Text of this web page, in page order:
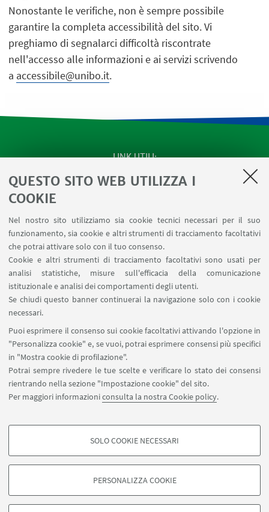
QUESTO SITO WEB UTILIZZA I
COOKIE
Nel nostro sito utilizziamo sia cookie tecnici necessari per il suo
funzionamento, sia cookie e altri strumenti di tracciamento facoltativi
che potrai attivare solo con il tuo consenso.
Cookie e altri strumenti di tracciamento facoltativi sono usati per
analisi statistiche, misure sull'efficacia della comunicazione
istituzionale e analisi dei comportamenti degli utenti.
Se chiudi questo banner continuerai la navigazione solo con i cookie
necessari.
Puoi esprimere il consenso sui cookie facoltativi attivando l'opzione in
"Personalizza cookie" e, se vuoi, potrai esprimere consensi più specifici
in "Mostra cookie di profilazione".
Potrai sempre rivedere le tue scelte e verificare lo stato dei consensi
rientrando nella sezione "Impostazione cookie" del sito.
Per maggiori informazioniconsulta la nostra Cookie policy.
COOKIE DI PROFILAZIONE - FACOLTATIVI
degli utenti, creare profili in base al loro comportamento sul sito, per analisi
di marketing.
SOLO COOKIE NECESSARI
PERSONALIZZA COOKIE
Nonostante le verifiche, non è sempre possibile
garantire la completa accessibilità del sito. Vi
preghiamo di segnalarci difficoltà riscontrate
nell'accesso alle informazioni e ai servizi scrivendo
a accessibile@unibo.it.
LINK UTILI
SEMINARI del Dipartimento
MAT info - Informazioni per gli afferenti al Dipartimento
SERVIZI ONLINE interni
Carta dei servizi
SEGUI IL DIPARTIMENTO SU:
SEGUI UNIBO SU:
APP:
©Copyright 2026 - ALMA MATER STUDIORUM - Università di
Bologna - Via Zamboni, 33 - 40126 Bologna - PI: 01131710376 - CF:
80007010376
Privacy
Note legali Informazioni sul sito e accessibilità